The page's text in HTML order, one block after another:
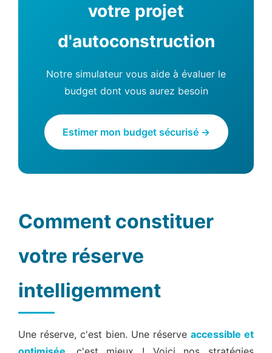
votre projet
d'autoconstruction
Notre simulateur vous aide à évaluer le
budget dont vous aurez besoin
Estimer mon budget sécurisé →
Comment constituer
votre réserve
intelligemment
Une réserve, c'est bien. Une réserve accessible et